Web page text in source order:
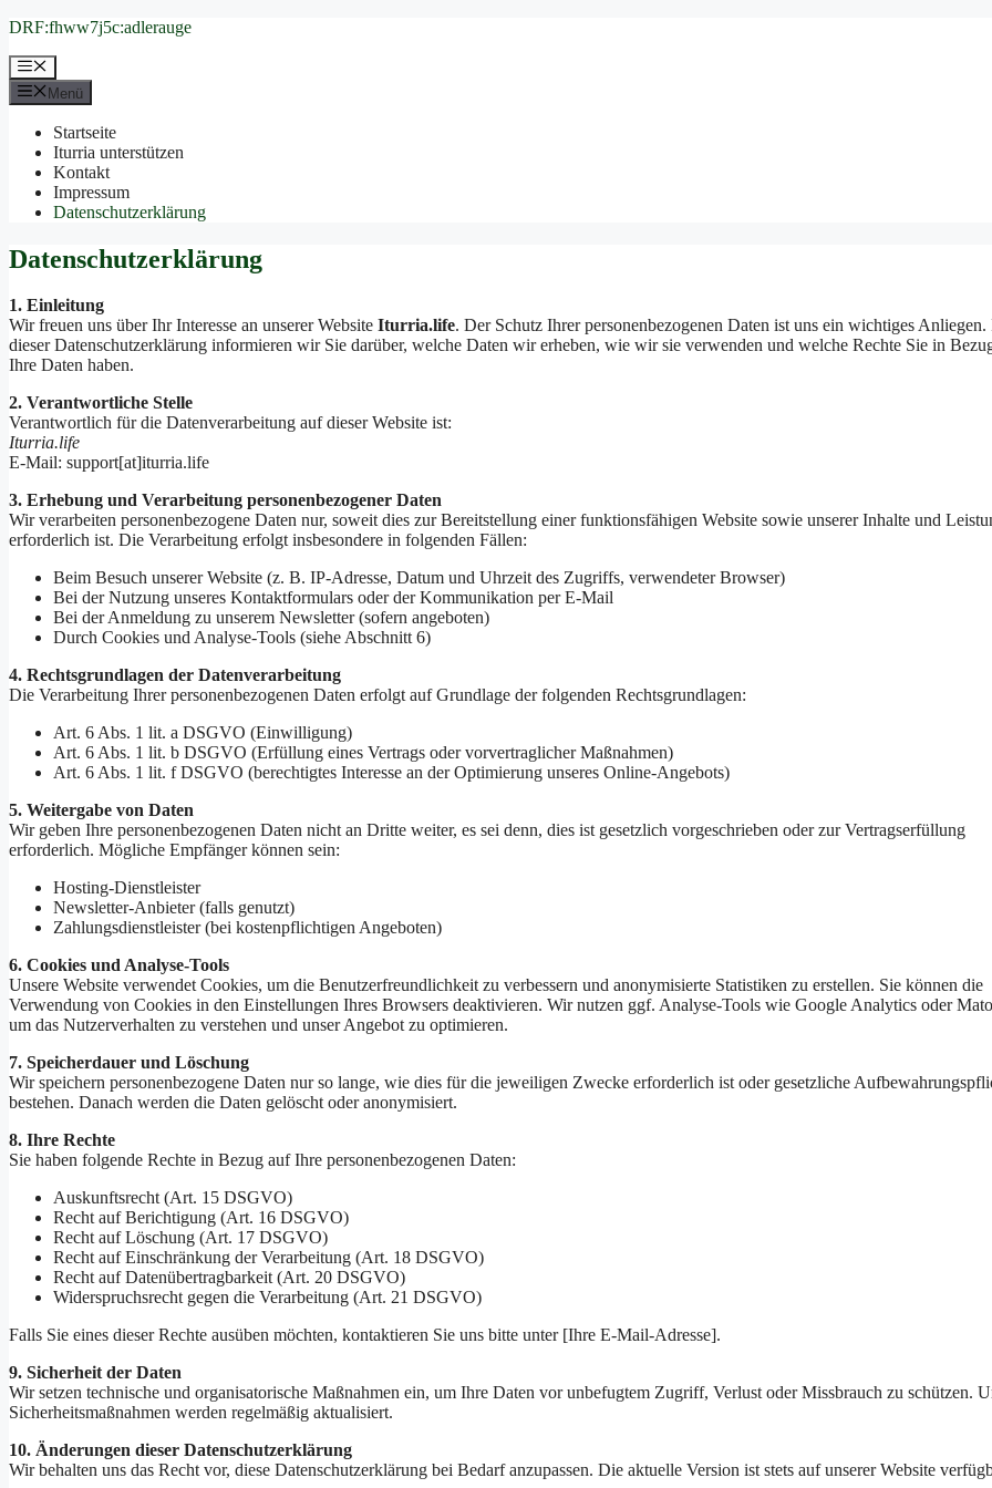
Zum
springen
DRF:fhww7j5c:adlerauge
Menü
Menü
Startseite
Iturria unterstützen
Kontakt
Impressum
Datenschutzerklärung
Datenschutzerklärung
1. Einleitung
Wir freuen uns über Ihr Interesse an unserer Website Iturria.life. Der Schutz Ihrer personenbezogenen Daten ist uns ein wichtiges Anliegen.
dieser Datenschutzerklärung informieren wir Sie darüber, welche Daten wir erheben, wie wir sie verwenden und welche Rechte Sie in
Ihre Daten haben.
2. Verantwortliche Stelle
Verantwortlich für die Datenverarbeitung auf dieser Website ist:
Iturria.life
E-Mail: support[at]iturria.life
3. Erhebung und Verarbeitung personenbezogener Daten
Wir verarbeiten personenbezogene Daten nur, soweit dies zur Bereitstellung einer funktionsfähigen Website sowie unserer Inhalte und
erforderlich ist. Die Verarbeitung erfolgt insbesondere in folgenden Fällen:
Beim Besuch unserer Website (z. B. IP-Adresse, Datum und Uhrzeit des Zugriffs, verwendeter Browser)
Bei der Nutzung unseres Kontaktformulars oder der Kommunikation per E-Mail
Bei der Anmeldung zu unserem Newsletter (sofern angeboten)
Durch Cookies und Analyse-Tools (siehe Abschnitt 6)
4. Rechtsgrundlagen der Datenverarbeitung
Die Verarbeitung Ihrer personenbezogenen Daten erfolgt auf Grundlage der folgenden Rechtsgrundlagen:
Art. 6 Abs. 1 lit. a DSGVO (Einwilligung)
Art. 6 Abs. 1 lit. b DSGVO (Erfüllung eines Vertrags oder vorvertraglicher Maßnahmen)
Art. 6 Abs. 1 lit. f DSGVO (berechtigtes Interesse an der Optimierung unseres Online-Angebots)
5. Weitergabe von Daten
Wir geben Ihre personenbezogenen Daten nicht an Dritte weiter, es sei denn, dies ist gesetzlich vorgeschrieben oder zur Vertragserfüllung
erforderlich. Mögliche Empfänger können sein:
Hosting-Dienstleister
Newsletter-Anbieter (falls genutzt)
Zahlungsdienstleister (bei kostenpflichtigen Angeboten)
6. Cookies und Analyse-Tools
Unsere Website verwendet Cookies, um die Benutzerfreundlichkeit zu verbessern und anonymisierte Statistiken zu erstellen. Sie können die
Verwendung von Cookies in den Einstellungen Ihres Browsers deaktivieren. Wir nutzen ggf. Analyse-Tools wie Google Analytics oder
um das Nutzerverhalten zu verstehen und unser Angebot zu optimieren.
7. Speicherdauer und Löschung
Wir speichern personenbezogene Daten nur so lange, wie dies für die jeweiligen Zwecke erforderlich ist oder gesetzliche
bestehen. Danach werden die Daten gelöscht oder anonymisiert.
8. Ihre Rechte
Sie haben folgende Rechte in Bezug auf Ihre personenbezogenen Daten:
Auskunftsrecht (Art. 15 DSGVO)
Recht auf Berichtigung (Art. 16 DSGVO)
Recht auf Löschung (Art. 17 DSGVO)
Recht auf Einschränkung der Verarbeitung (Art. 18 DSGVO)
Recht auf Datenübertragbarkeit (Art. 20 DSGVO)
Widerspruchsrecht gegen die Verarbeitung (Art. 21 DSGVO)
Falls Sie eines dieser Rechte ausüben möchten, kontaktieren Sie uns bitte unter [Ihre E-Mail-Adresse].
9. Sicherheit der Daten
Wir setzen technische und organisatorische Maßnahmen ein, um Ihre Daten vor unbefugtem Zugriff, Verlust oder Missbrauch zu schützen.
Sicherheitsmaßnahmen werden regelmäßig aktualisiert.
10. Änderungen dieser Datenschutzerklärung
Wir behalten uns das Recht vor, diese Datenschutzerklärung bei Bedarf anzupassen. Die aktuelle Version ist stets auf unserer Website